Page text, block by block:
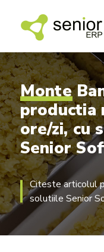
Monte
productia
ore/zi, cu
Senior
Citeste articolul
solutiile Senior